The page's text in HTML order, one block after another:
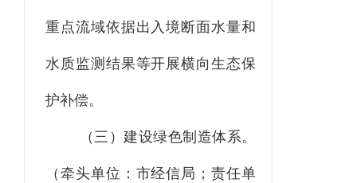
重点流域依据出入境断面水量和
水质监测结果等开展横向生态保
护补偿。
（三）建设绿色制造体系。
（牵头单位：市经信局；责任单